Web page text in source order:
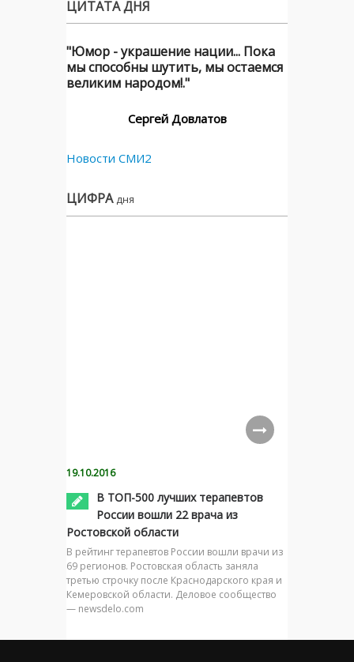
ЦИТАТА ДНЯ
"Юмор - украшение нации... Пока
мы способны шутить, мы остаемся
великим народом!."
Сергей Довлатов
Новости СМИ2
ЦИФРА дня
19.10.2016
В ТОП-500 лучших терапевтов
России вошли 22 врача из
Ростовской области
В рейтинг терапевтов России вошли врачи из
69 регионов. Ростовская область заняла
третью строчку после Краснодарского края и
Кемеровской области. Деловое сообщество
— newsdelo.com